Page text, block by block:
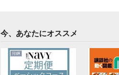
今、あなたにオススメ